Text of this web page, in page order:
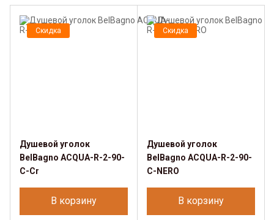
Скидка
Душевой уголок
BelBagno ACQUA-R-2-90-
C-Cr
В корзину
Скидка
Душевой уголок
BelBagno ACQUA-R-2-90-
C-NERO
В корзину